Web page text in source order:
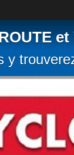
y